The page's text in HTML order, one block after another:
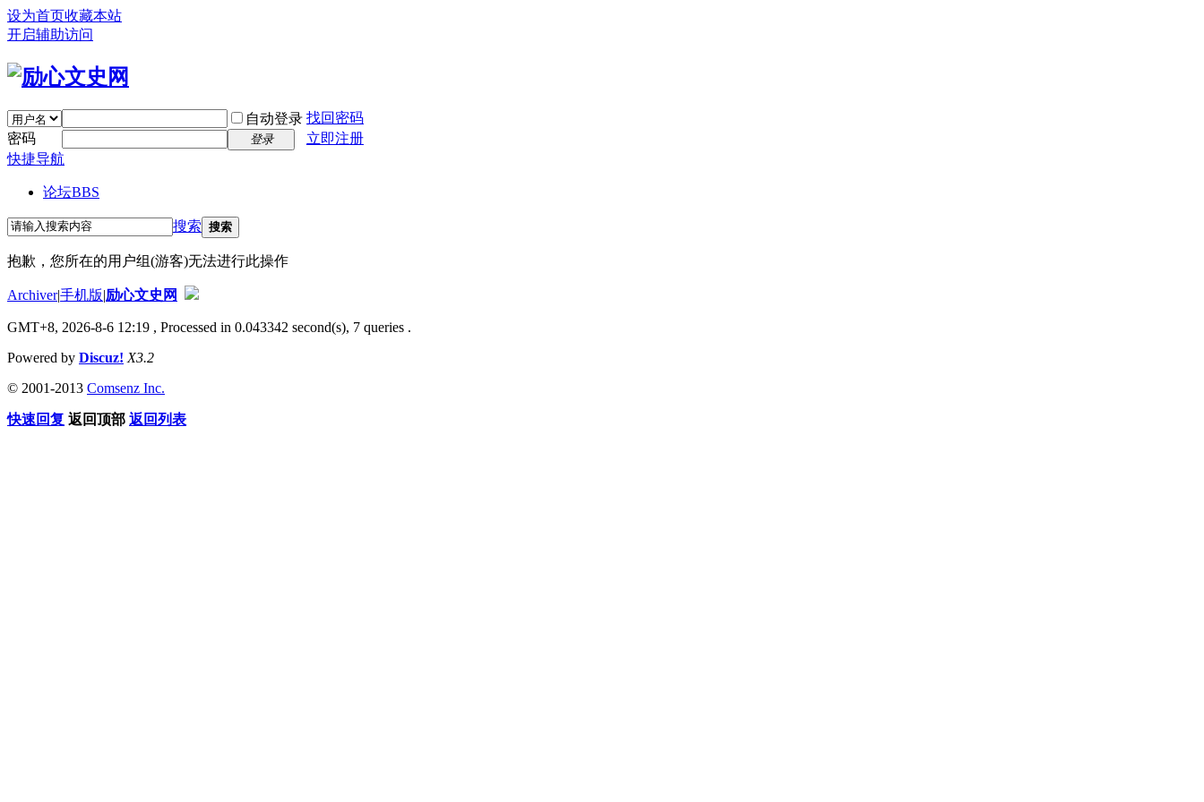
设为首页收藏本站
开启辅助访问
自动登录 找回密码
密码
登录
立即注册
快捷导航
论坛BBS
搜索 搜索
抱歉，您所在的用户组(游客)无法进行此操作
Archiver|手机版|励心文史网
GMT+8, 2026-8-6 12:19 , Processed in 0.043342 second(s), 7 queries .
Powered by Discuz! X3.2
© 2001-2013 Comsenz Inc.
快速回复 返回顶部 返回列表